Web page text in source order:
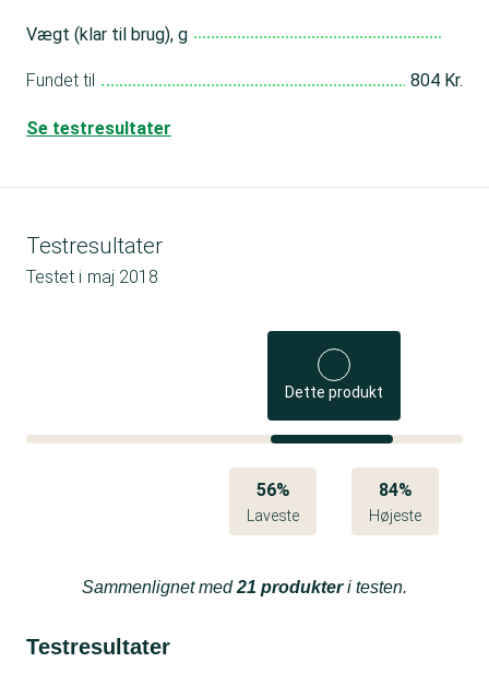
Vægt (klar til brug), g
Fundet til 804 Kr.
Se testresultater
Testresultater
Testet i maj 2018
Dette produkt
56%
Laveste
84%
Højeste
Sammenlignet med21 produkteri testen.
Testresultater